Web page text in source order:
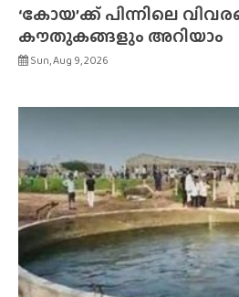
‘കോയ’ക്ക് പിന്നിലെ
കൗതുകങ്ങളും അറിയാം
Sun, Aug 9, 2026